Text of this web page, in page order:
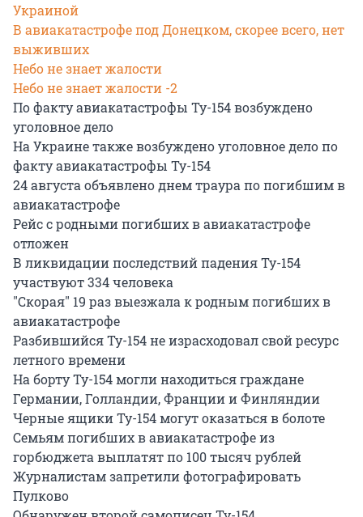
Украиной
В авиакатастрофе под Донецком, скорее всего, нет
выживших
Небо не знает жалости
Небо не знает жалости -2
По факту авиакатастрофы Ту-154 возбуждено
уголовное дело
На Украине также возбуждено уголовное дело по
факту авиакатастрофы Ту-154
24 августа объявлено днем траура по погибшим в
авиакатастрофе
Рейс с родными погибших в авиакатастрофе
отложен
В ликвидации последствий падения Ту-154
участвуют 334 человека
"Скорая" 19 раз выезжала к родным погибших в
авиакатастрофе
Разбившийся Ту-154 не израсходовал свой ресурс
летного времени
На борту Ту-154 могли находиться граждане
Германии, Голландии, Франции и Финляндии
Черные ящики Ту-154 могут оказаться в болоте
Семьям погибших в авиакатастрофе из
горбюджета выплатят по 100 тысяч рублей
Журналистам запретили фотографировать
Пулково